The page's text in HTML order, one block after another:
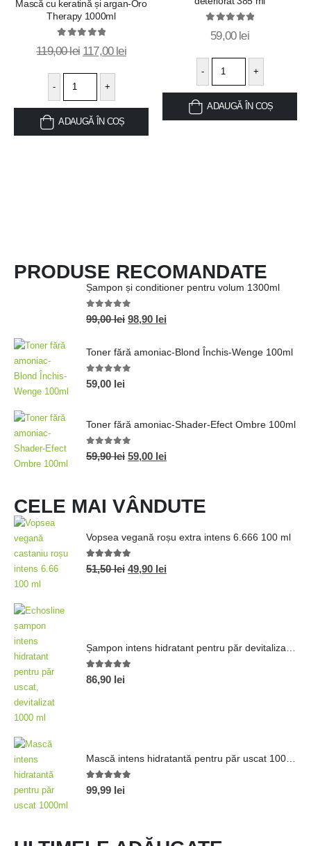
wishlist
Mască cu keratină și argan-Oro
Therapy 1000ml
119,00lei 117,00 lei
- +
ADAUGĂ ÎN COȘ
59,00 lei
- +
ADAUGĂ ÎN COȘ
PRODUSE RECOMANDATE
Șampon și conditioner pentru volum 1300ml
0out of 5
99,00lei 98,90 lei
Toner fără amoniac-Blond Închis-Wenge 100ml
0out of 5
59,00 lei
Toner fără amoniac-Shader-Efect Ombre 100ml
0out of 5
59,90lei 59,00 lei
CELE MAI VÂNDUTE
Vopsea vegană roșu extra intens 6.666 100 ml
5.00out of 5
51,50lei 49,90 lei
5.00out of 5
86,90 lei
4.80out of 5
99,99 lei